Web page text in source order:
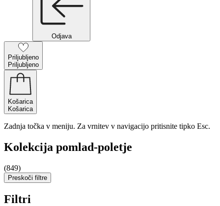
Odjava
Priljubljeno
Priljubljeno
Košarica
Košarica
Zadnja točka v meniju. Za vrnitev v navigacijo pritisnite tipko Esc.
Kolekcija pomlad-poletje
(849)
Preskoči filtre
Filtri